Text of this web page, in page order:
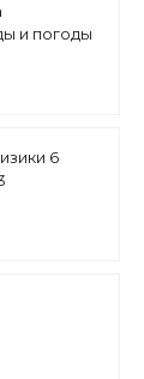
и погоды
6